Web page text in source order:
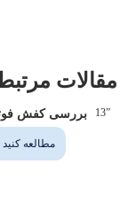
مقالات مرتبط
بررسی کفش
مطالعه کنید